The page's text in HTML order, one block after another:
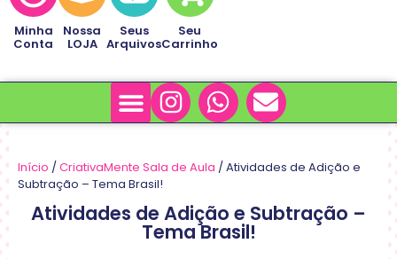
Minha
Conta
Nossa
LOJA
Seus
Arquivos
Seu
Carrinho
Início /CriativaMente Sala de Aula / Atividades de Adição e
Subtração – Tema Brasil!
Atividades de Adição e Subtração –
Tema Brasil!